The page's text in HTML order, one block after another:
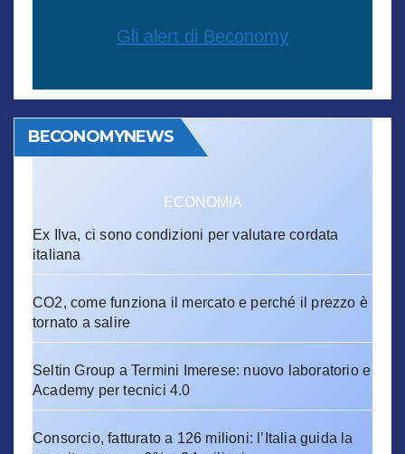
Gli alert di Beconomy
BECONOMYNEWS
ECONOMIA
Ex Ilva, ci sono condizioni per valutare cordata
italiana
CO2, come funziona il mercato e perché il prezzo è
tornato a salire
Seltin Group a Termini Imerese: nuovo laboratorio e
Academy per tecnici 4.0
Consorcio, fatturato a 126 milioni: l’Italia guida la